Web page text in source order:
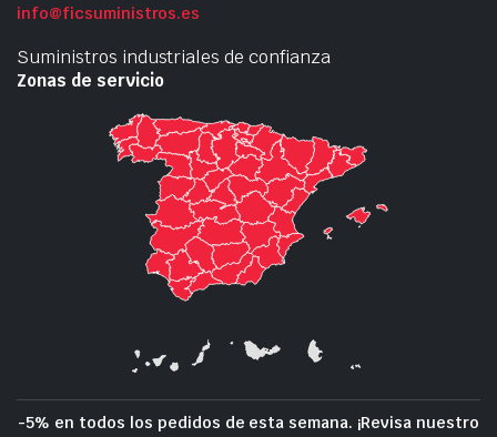
info@ficsuministros.es
Suministros industriales de confianza
Zonas de servicio
-5% en todos los pedidos de esta semana. ¡Revisa nuestro